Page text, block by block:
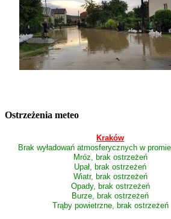
Ostrzeżenia meteo
Kraków
Brak wyładowań atmosferycznych w
Mróz, brak ostrzeżeń
Upał, brak ostrzeżeń
Wiatr, brak ostrzeżeń
Opady, brak ostrzeżeń
Burze, brak ostrzeżeń
Trąby powietrzne, brak ostrzeżeń